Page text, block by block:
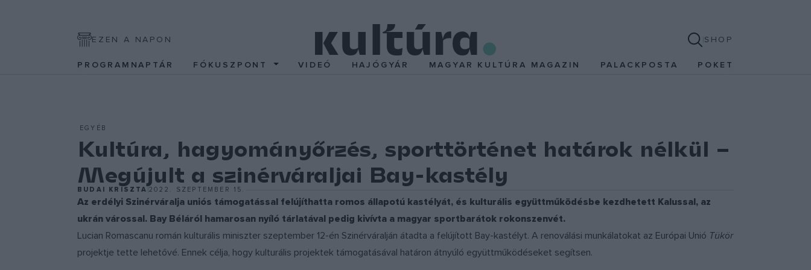
EZEN A NAPON SHOP
PROGRAMNAPTÁR FÓKUSZPONT VIDEÓ HAJÓGYÁR MAGYAR KULTÚRA MAGAZIN PALACKPOSTA POKET
EGYÉB
Kultúra, hagyományőrzés, sporttörténet határok nélkül –
Megújult a szinérváraljai Bay-kastély
BUDAI KRISZTA 2022. SZEPTEMBER 15.
Az erdélyi Szinérváralja uniós támogatással felújíthatta romos állapotú kastélyát, és kulturális együttműködésbe kezdhetett Kalussal, az
ukrán várossal. Bay Béláról hamarosan nyíló tárlatával pedig kivívta a magyar sportbarátok rokonszenvét.
Lucian Romascanu román kulturális miniszter szeptember 12-én Szinérváralján átadta a felújított Bay-kastélyt. A renoválási munkálatokat az Európai Unió Tükör
projektje tette lehetővé. Ennek célja, hogy kulturális projektek támogatásával határon átnyúló együttműködéseket segítsen.